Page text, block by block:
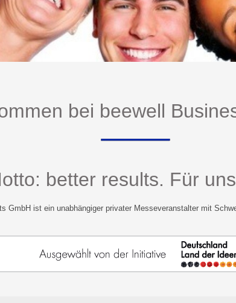
bei beewell
better results. Für
GmbH ist ein unabhängiger privater Messeveranstalter mit